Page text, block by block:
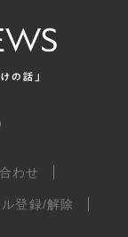
わせ
ル登録/解除